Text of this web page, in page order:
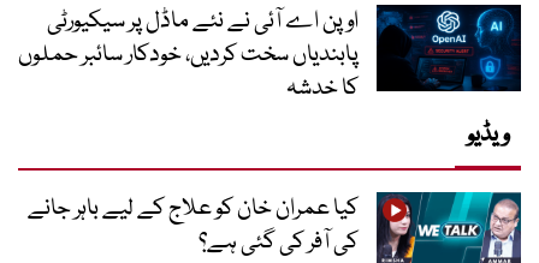
اوپن اے آئی نے نئے ماڈل پر سیکیورٹی
پابندیاں سخت کردیں، خودکار سائبر حملوں
کا خدشہ
ویڈیو
کیا عمران خان کو علاج کے لیے باہر جانے
کی آفر کی گئی ہے؟